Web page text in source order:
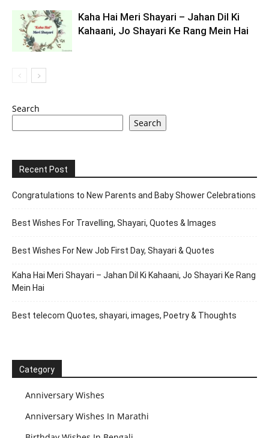
Kaha Hai Meri Shayari – Jahan Dil Ki
Kahaani, Jo Shayari Ke Rang Mein Hai
Search
Search
Recent Post
Congratulations to New Parents and Baby Shower Celebrations
Best Wishes For Travelling, Shayari, Quotes & Images
Best Wishes For New Job First Day, Shayari & Quotes
Kaha Hai Meri Shayari – Jahan Dil Ki Kahaani, Jo Shayari Ke Rang
Mein Hai
Best telecom Quotes, shayari, images, Poetry & Thoughts
Category
Anniversary Wishes
Anniversary Wishes In Marathi